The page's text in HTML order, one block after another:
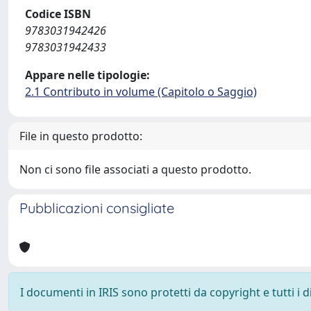
Codice ISBN
9783031942426
9783031942433
Appare nelle tipologie:
2.1 Contributo in volume (Capitolo o Saggio)
File in questo prodotto:
Non ci sono file associati a questo prodotto.
Pubblicazioni consigliate
I documenti in IRIS sono protetti da copyright e tutti i